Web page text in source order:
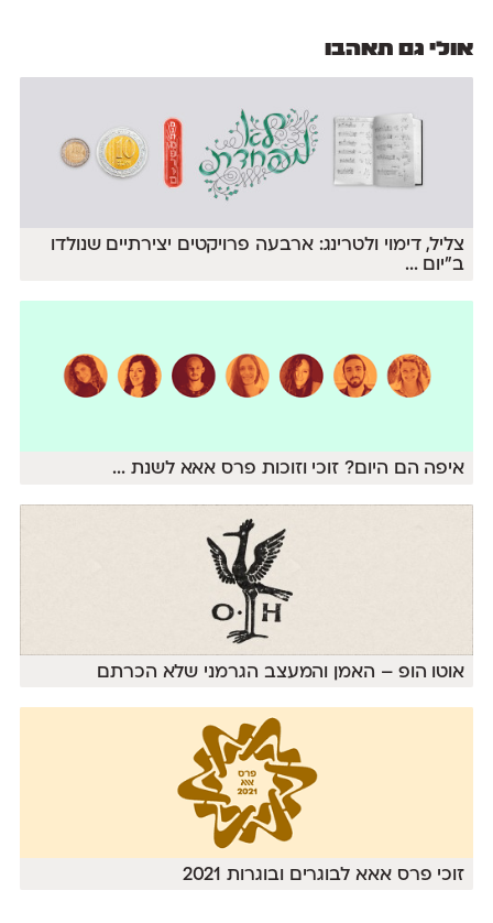
אולי גם תאהבו
צליל, דימוי ולטרינג: ארבעה פרויקטים יצירתיים שנולדו
ב״יום ...
איפה הם היום? זוכי וזוכות פרס אאא לשנת ...
אוטו הופ – האמן והמעצב הגרמני שלא הכרתם
זוכי פרס אאא לבוגרים ובוגרות 2021